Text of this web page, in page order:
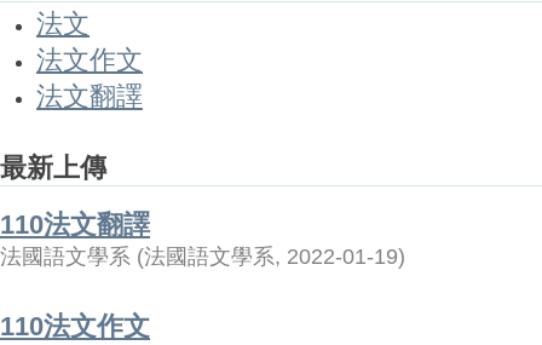
法文
法文作文
法文翻譯
最新上傳
110法文翻譯
法國語文學系 (法國語文學系, 2022-01-19)
110法文作文